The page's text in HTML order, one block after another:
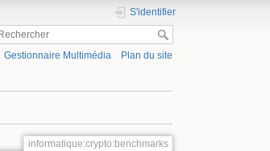
S'identifier
Gestionnaire Multimédia Plan du site
informatique:crypto:benchmarks